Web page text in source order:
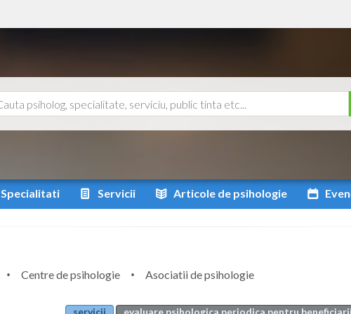
Specialitati Servicii Articole de psihologie
Centre de psihologie
Asociatii de psihologie
servicii
evaluare psihologica periodica pentru